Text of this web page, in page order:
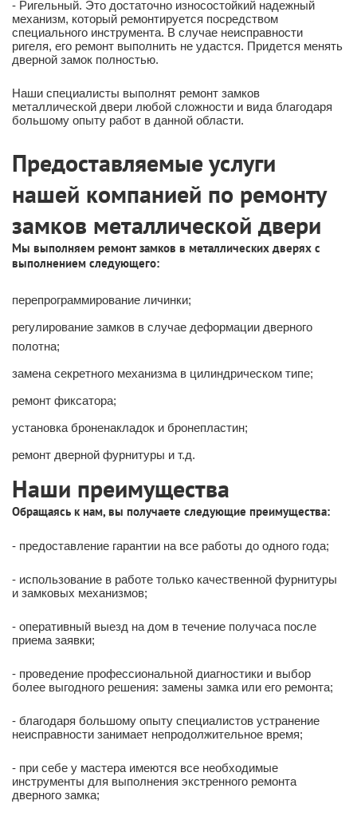
- Ригельный. Это достаточно износостойкий надежный
механизм, который ремонтируется посредством
специального инструмента. В случае неисправности
ригеля, его ремонт выполнить не удастся. Придется менять
дверной замок полностью.
Наши специалисты выполнят ремонт замков
металлической двери любой сложности и вида благодаря
большому опыту работ в данной области.
Предоставляемые услуги
нашей компанией по ремонту
замков металлической двери
Мы выполняем ремонт замков в металлических дверях с
выполнением следующего:
перепрограммирование личинки;
регулирование замков в случае деформации дверного
полотна;
замена секретного механизма в цилиндрическом типе;
ремонт фиксатора;
установка броненакладок и бронепластин;
ремонт дверной фурнитуры и т.д.
Наши преимущества
Обращаясь к нам, вы получаете следующие преимущества:
- предоставление гарантии на все работы до одного года;
- использование в работе только качественной фурнитуры
и замковых механизмов;
- оперативный выезд на дом в течение получаса после
приема заявки;
- проведение профессиональной диагностики и выбор
более выгодного решения: замены замка или его ремонта;
- благодаря большому опыту специалистов устранение
неисправности занимает непродолжительное время;
- при себе у мастера имеются все необходимые
инструменты для выполнения экстренного ремонта
дверного замка;